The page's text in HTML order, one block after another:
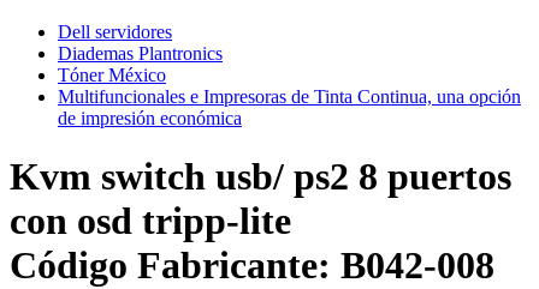
Dell servidores
Diademas Plantronics
Tóner México
Multifuncionales e Impresoras de Tinta Continua, una opción
de impresión económica
Kvm switch usb/ ps2 8 puertos
con osd tripp-lite
Código Fabricante: B042-008